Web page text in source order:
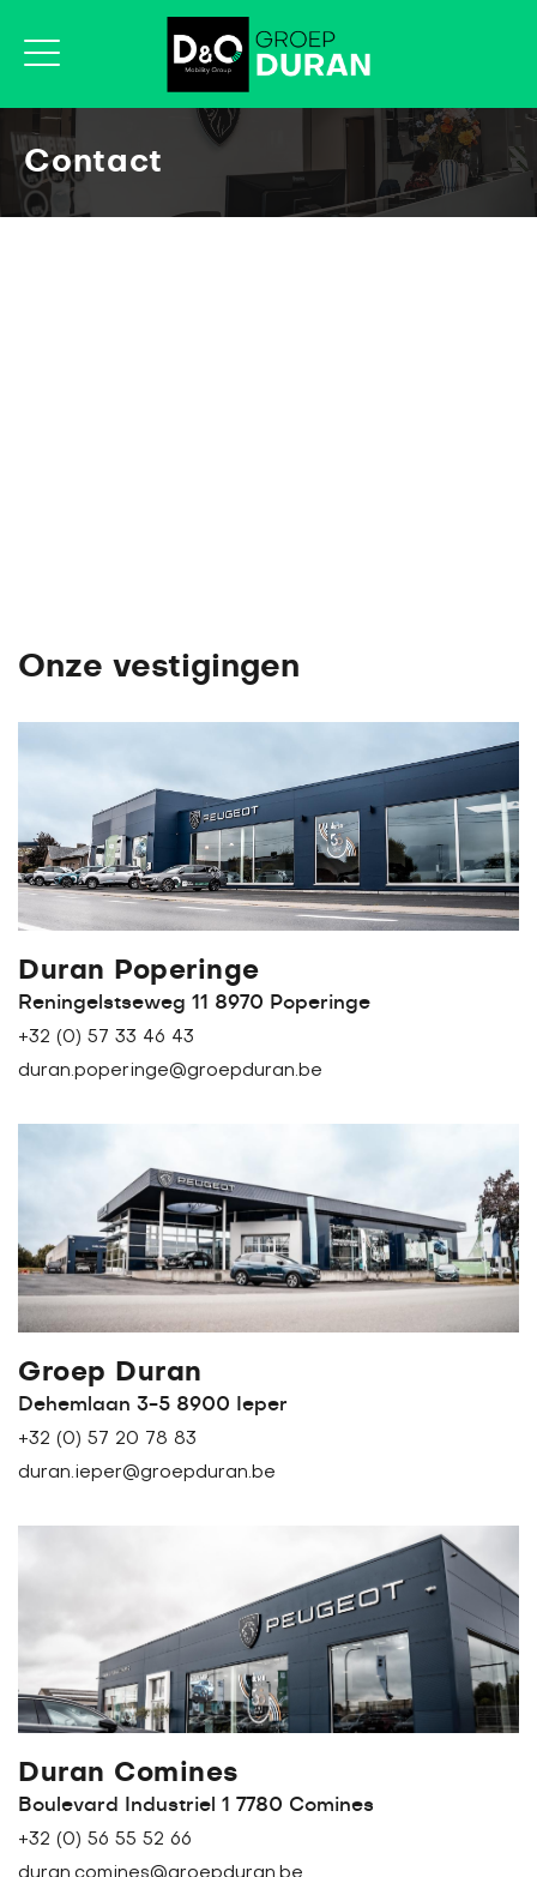
Contact
Onze vestigingen
Duran Poperinge
Reningelstseweg 11 8970 Poperinge
+32 (0) 57 33 46 43
duran.poperinge@groepduran.be
Groep Duran
Dehemlaan 3-5 8900 Ieper
+32 (0) 57 20 78 83
duran.ieper@groepduran.be
Duran Comines
Boulevard Industriel 1 7780 Comines
+32 (0) 56 55 52 66